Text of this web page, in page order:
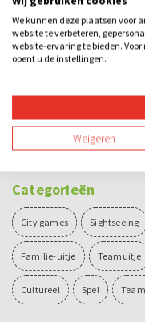
11.30 - 11.45 uur
11.45 - 13.30 uur
15.00 - 16.00 uur
Categorieën
City games Sightseeing
Familie-uitje Teamuitje
Cultureel Spel
We kunnen deze plaatsen voor
website te verbeteren,
website-ervaring te bieden.
opent u de instellingen.
Weigeren